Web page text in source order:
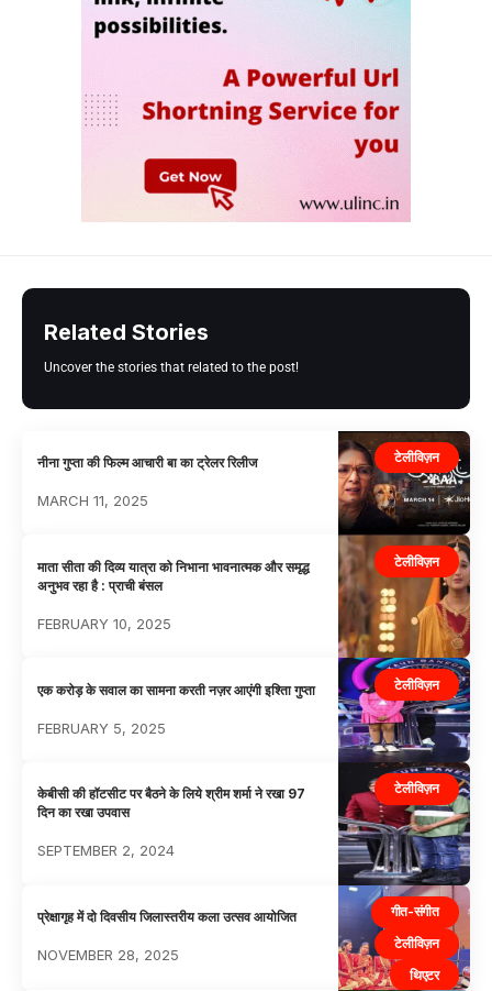
Related Stories
Uncover the stories that related to the post!
टेलीविज़न
नीना गुप्ता की फिल्म आचारी बा का ट्रेलर रिलीज
MARCH 11, 2025
टेलीविज़न
माता सीता की दिव्य यात्रा को निभाना भावनात्मक और समृद्ध
अनुभव रहा है : प्राची बंसल
FEBRUARY 10, 2025
टेलीविज़न
एक करोड़ के सवाल का सामना करती नज़र आएंगी इश्तिा गुप्ता
FEBRUARY 5, 2025
टेलीविज़न
केबीसी की हॉटसीट पर बैठने के लिये श्रीम शर्मा ने रखा 97
दिन का रखा उपवास
SEPTEMBER 2, 2024
गीत-संगीत
टेलीविज़न
थिएटर
प्रेक्षागृह में दो दिवसीय जिलास्तरीय कला उत्सव आयोजित
NOVEMBER 28, 2025